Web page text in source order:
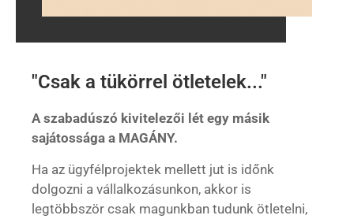
"Csak a tükörrel ötletelek..."
A szabadúszó kivitelezői lét egy másik
sajátossága a MAGÁNY.
Ha az ügyfélprojektek mellett jut is időnk
dolgozni a vállalkozásunkon, akkor is
legtöbbször csak magunkban tudunk ötletelni,